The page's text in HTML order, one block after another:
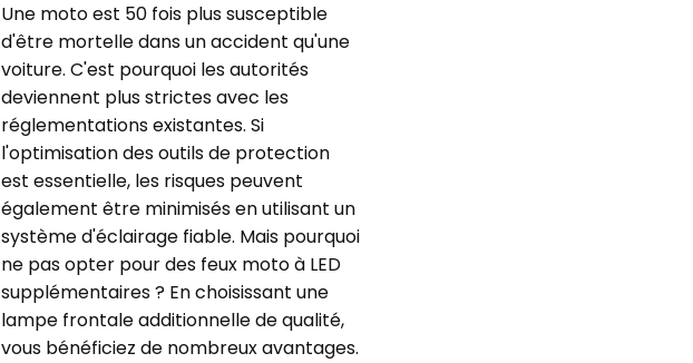
Une moto est 50 fois plus susceptible
d'être mortelle dans un accident qu'une
voiture. C'est pourquoi les autorités
deviennent plus strictes avec les
réglementations existantes. Si
l'optimisation des outils de protection
est essentielle, les risques peuvent
également être minimisés en utilisant un
système d'éclairage fiable. Mais pourquoi
ne pas opter pour des feux moto à LED
supplémentaires ? En choisissant une
lampe frontale additionnelle de qualité,
vous bénéficiez de nombreux avantages.